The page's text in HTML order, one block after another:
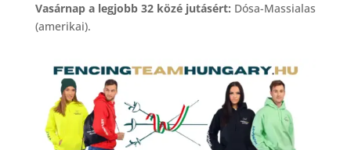
Vasárnap a legjobb 32 közé jutásért: Dósa-Massialas
(amerikai).